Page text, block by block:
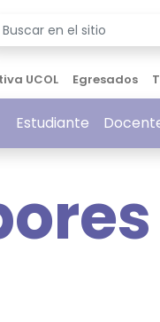
UCOL Egresados
Estudiante